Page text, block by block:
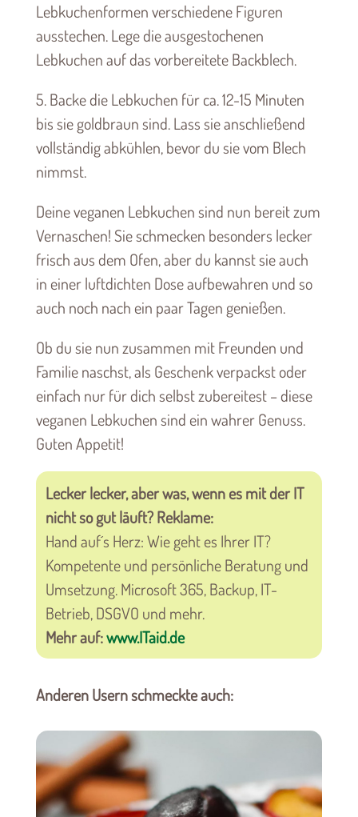
Lebkuchenformen verschiedene Figuren
ausstechen. Lege die ausgestochenen
Lebkuchen auf das vorbereitete Backblech.
5. Backe die Lebkuchen für ca. 12-15 Minuten
bis sie goldbraun sind. Lass sie anschließend
vollständig abkühlen, bevor du sie vom Blech
nimmst.
Deine veganen Lebkuchen sind nun bereit zum
Vernaschen! Sie schmecken besonders lecker
frisch aus dem Ofen, aber du kannst sie auch
in einer luftdichten Dose aufbewahren und so
auch noch nach ein paar Tagen genießen.
Ob du sie nun zusammen mit Freunden und
Familie naschst, als Geschenk verpackst oder
einfach nur für dich selbst zubereitest – diese
veganen Lebkuchen sind ein wahrer Genuss.
Guten Appetit!
Lecker lecker, aber was, wenn es mit der IT
nicht so gut läuft? Reklame:
Hand auf´s Herz: Wie geht es Ihrer IT?
Kompetente und persönliche Beratung und
Umsetzung. Microsoft 365, Backup, IT-
Betrieb, DSGVO und mehr.
Mehr auf:www.ITaid.de
Anderen Usern schmeckte auch: